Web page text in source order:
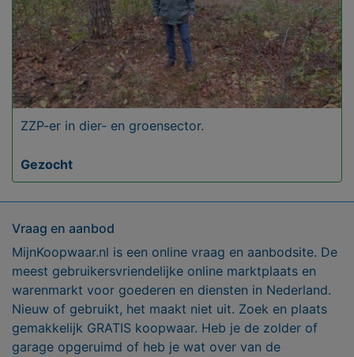
ZZP-er in dier- en groensector.
Gezocht
Vraag en aanbod
MijnKoopwaar.nl is een online vraag en aanbodsite. De
meest gebruikersvriendelijke online marktplaats en
warenmarkt voor goederen en diensten in Nederland.
Nieuw of gebruikt, het maakt niet uit. Zoek en plaats
gemakkelijk GRATIS koopwaar. Heb je de zolder of
garage opgeruimd of heb je wat over van de